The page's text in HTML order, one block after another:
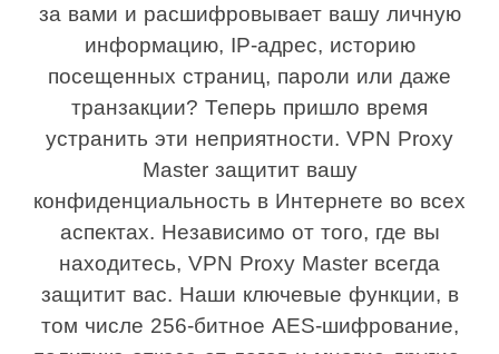
за вами и расшифровывает вашу личную
информацию, IP-адрес, историю
посещенных страниц, пароли или даже
транзакции? Теперь пришло время
устранить эти неприятности. VPN Proxy
Master защитит вашу
конфиденциальность в Интернете во всех
аспектах. Независимо от того, где вы
находитесь, VPN Proxy Master всегда
защитит вас. Наши ключевые функции, в
том числе 256-битное AES-шифрование,